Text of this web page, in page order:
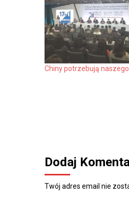
Chiny potrzebują
Dodaj
Twój adres email nie